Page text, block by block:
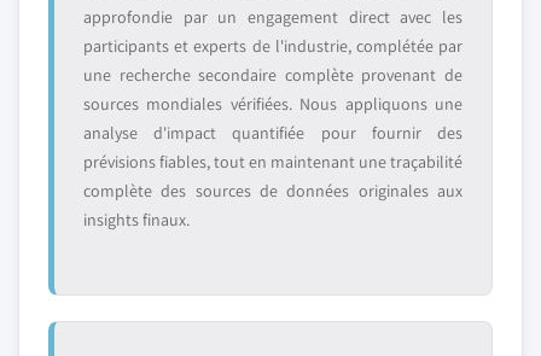
approfondie par un engagement direct avec les
participants et experts de l'industrie, complétée par
une recherche secondaire complète provenant de
sources mondiales vérifiées. Nous appliquons une
analyse d'impact quantifiée pour fournir des
prévisions fiables, tout en maintenant une traçabilité
complète des sources de données originales aux
insights finaux.